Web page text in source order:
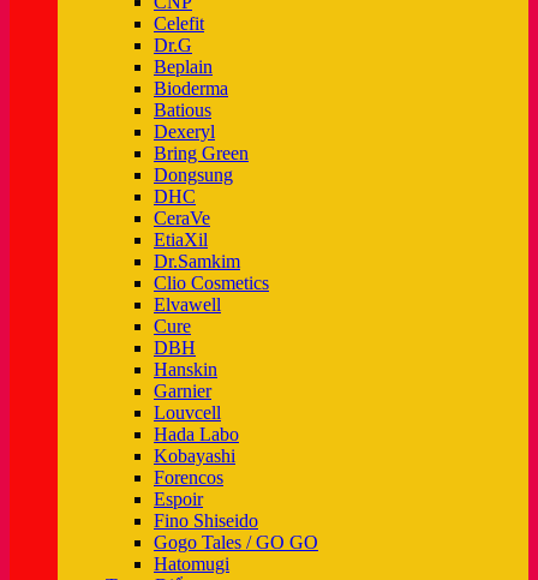
Celefit
Dr.G
Beplain
Bioderma
Batious
Dexeryl
Bring Green
Dongsung
DHC
CeraVe
EtiaXil
Dr.Samkim
Clio Cosmetics
Elvawell
Cure
DBH
Hanskin
Garnier
Louvcell
Hada Labo
Kobayashi
Forencos
Espoir
Fino Shiseido
Gogo Tales / GO GO
Hatomugi